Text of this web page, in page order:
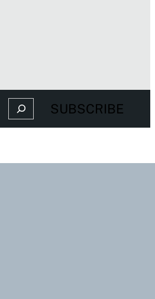
Search SUBSCRIBE